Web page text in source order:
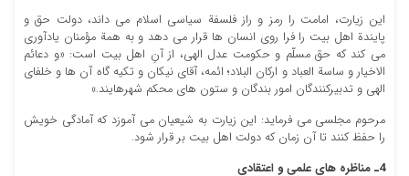
این زیارت، امامت را رمز و راز فلسفة سیاسی اسلام می داند، دولت حق و
پایندة اهل بیت را فرا روی انسان ها قرار می دهد و به همة مؤمنان یادآوری
می کند که حق مسلّم و حکومت عدل الهی، از آنِ اهل بیت است: «و دعائم
الاخیار و ساسة العباد و ارکان البلاد؛ ائمه، آقای نیکان و تکیه گاه آن ها و خلفای
الهی و تدبیرکنندگان امور بندگان و ستون های محکم شهرهایند.»
مرحوم مجلسی می فرماید: این زیارت به شیعیان می آموزد که آمادگی خویش
را حفظ کنند تا آن زمان که دولت اهل بیت بر قرار شود.
4ـ مناظره های علمی و اعتقادی